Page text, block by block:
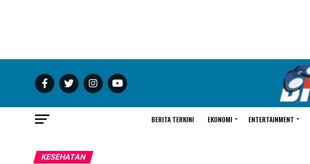
BERITA TERKINI EKONOMI ENTERTAINMENT
KESEHATAN